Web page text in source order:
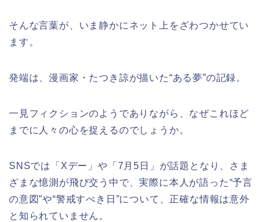
そんな言葉が、いま静かにネット上をざわつかせてい
ます。
発端は、漫画家・たつき諒が描いた“ある夢”の記録。
一見フィクションのようでありながら、なぜこれほど
までに人々の心を捉えるのでしょうか。
SNSでは「Xデー」や「7月5日」が話題となり、さま
ざまな憶測が飛び交う中で、実際に本人が語った“予言
の意図”や“警戒すべき日”について、正確な情報は意外
と知られていません。